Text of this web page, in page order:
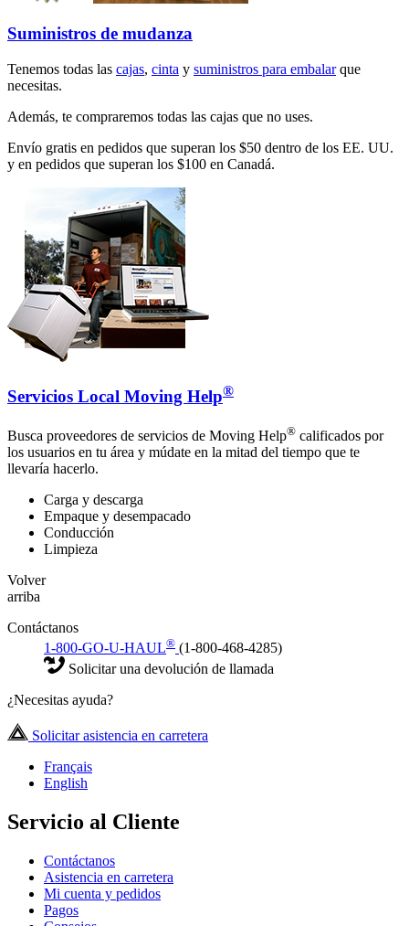
Suministros de mudanza
Tenemos todas las cajas, cinta y suministros para embalarque
necesitas.
Además, te compraremos todas las cajas que no uses.
Envío gratis en pedidos que superan los $50 dentro de los EE. UU.
y en pedidos que superan los $100 en Canadá.
Servicios Local Moving Help®
Busca proveedores de servicios de Moving Help® calificados por
los usuarios en tu área y múdate en la mitad del tiempo que te
llevaría hacerlo.
Carga y descarga
Empaque y desempacado
Conducción
Limpieza
Volver
arriba
Contáctanos
1-800-GO-U-HAUL® (1-800-468-4285)
Solicitar una devolución de llamada
¿Necesitas ayuda?
Solicitar asistencia en carretera
Français
English
Servicio al Cliente
Contáctanos
Asistencia en carretera
Mi cuenta y pedidos
Pagos